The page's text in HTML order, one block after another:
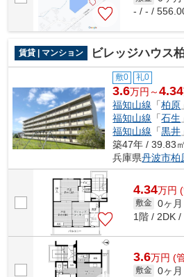
- / - /
賃貸 | マンション ビレッジハウス
敷0 礼0
3.6万円～4.34
福知山線 「柏原
福知山線 「石生
福知山線 「黒井
築47年 / 39.83㎡
兵庫県丹波市柏
4.34万円
敷金 0ヶ月
1階 / 2DK /
3.6万円 (
敷金 0ヶ月